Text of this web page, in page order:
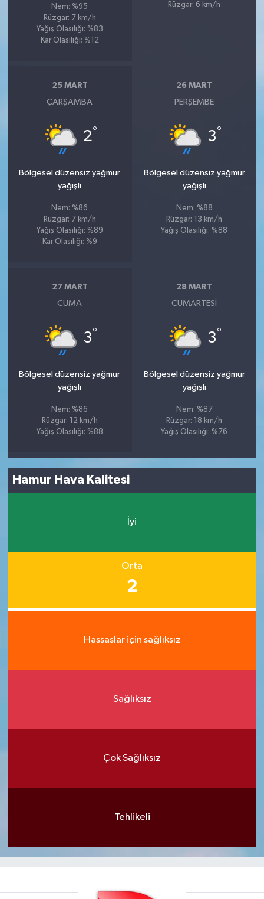
Nem: %95
Rüzgar: 7 km/h
Yağış Olasılığı: %83
Kar Olasılığı: %12
Rüzgar: 6 km/h
25 MART
ÇARŞAMBA
2°
Bölgesel düzensiz yağmur
yağışlı
Nem: %86
Rüzgar: 7 km/h
Yağış Olasılığı: %89
Kar Olasılığı: %9
26 MART
PERŞEMBE
3°
Bölgesel düzensiz yağmur
yağışlı
Nem: %88
Rüzgar: 13 km/h
Yağış Olasılığı: %88
27 MART
CUMA
3°
Bölgesel düzensiz yağmur
yağışlı
Nem: %86
Rüzgar: 12 km/h
Yağış Olasılığı: %88
28 MART
CUMARTESI
3°
Bölgesel düzensiz yağmur
yağışlı
Nem: %87
Rüzgar: 18 km/h
Yağış Olasılığı: %76
Hamur Hava Kalitesi
İyi
Orta
2
Hassaslar için sağlıksız
Sağlıksız
Çok Sağlıksız
Tehlikeli